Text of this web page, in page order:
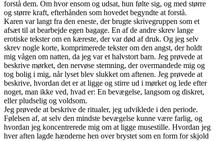
forstå dem. Om hvor ensom og udsat, hun følte sig, og med større
og større kraft, efterhånden som hovedet begyndte at forstå.
Karen var langt fra den eneste, der brugte skrivegruppen som et
afsæt til at bearbejde egen bagage. En af de andre skrev lange
erotiske tekster om en kæreste, der var død af druk. Og jeg selv
skrev nogle korte, komprimerede tekster om den angst, der holdt
mig vågen om natten, da jeg var et halvstort barn. Jeg prøvede at
beskrive mørket, den nervøse stemning, der overmandede mig og
tog bolig i mig, når lyset blev slukket om aftenen. Jeg prøvede at
beskrive, hvordan det er at ligge og stirre ud i mørket og lede efter
noget, man ikke ved, hvad er: En bevægelse, langsom og diskret,
eller pludselig og voldsom.
Jeg prøvede at beskrive de ritualer, jeg udviklede i den periode.
Følelsen af, at selv den mindste bevægelse kunne være farlig, og
hvordan jeg koncentrerede mig om at ligge musestille. Hvordan jeg
hver aften lagde hænderne hen over brystet som en form for skjold